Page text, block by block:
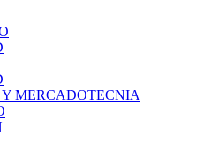
MERCADOTECNIA